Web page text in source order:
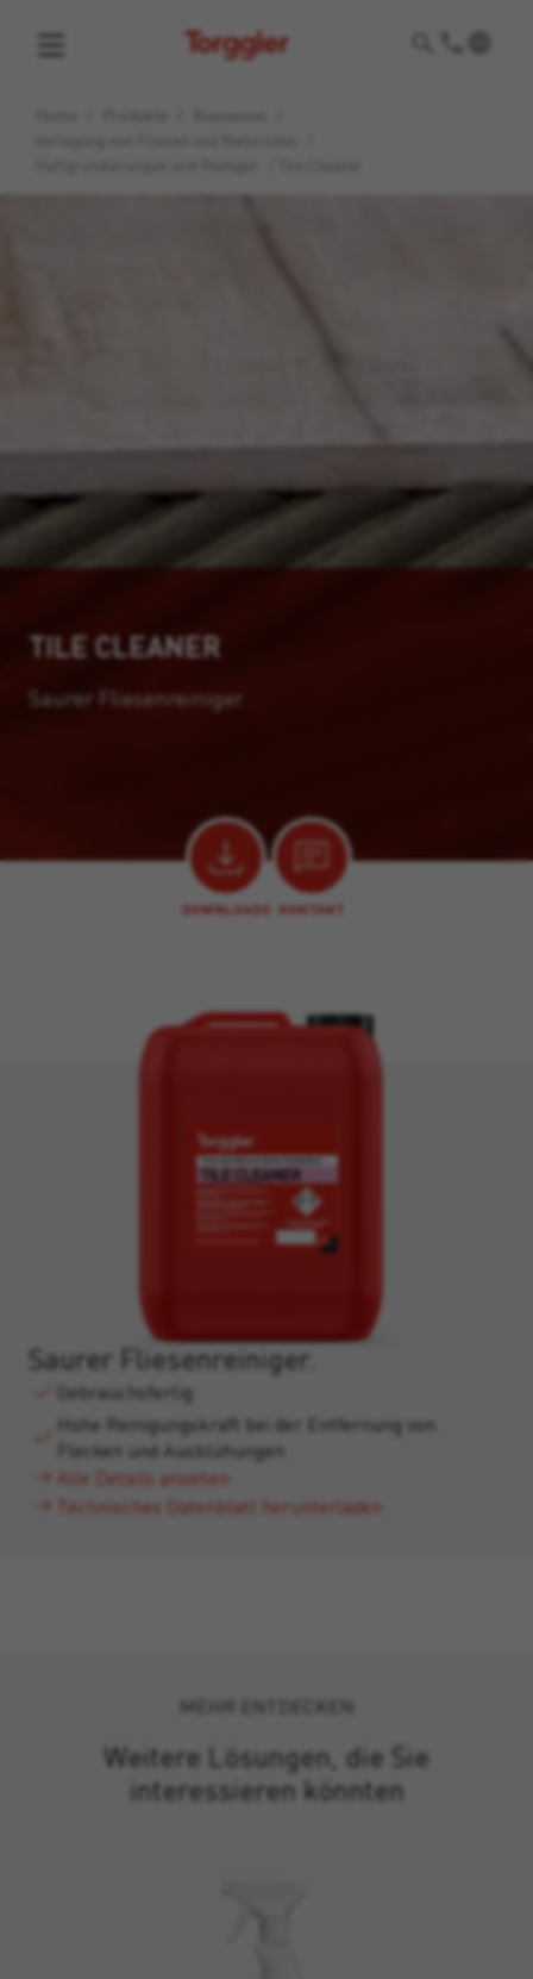
Torggler
TILE CLEANER
Saurer Fliesenreiniger.
DOWNLOADS KONTAKT
Saurer Fliesenreiniger.
Gebrauchsfertig
Hohe Reinigungskraft bei der Entfernung von
Flecken und Ausblühungen
Alle Details ansehen
Technisches Datenblatt herunterladen
MEHR ENTDECKEN
Weitere Lösungen, die Sie
interessieren könnten